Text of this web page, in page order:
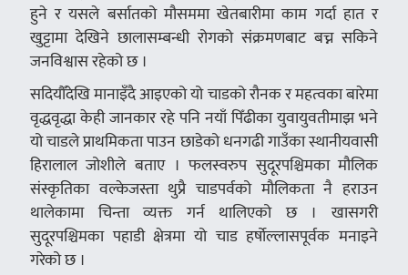
हुने र यसले बर्सातको मौसममा खेतबारीमा काम गर्दा हात र
खुट्टामा देखिने छालासम्बन्धी रोगको संक्रमणबाट बच्न सकिने
जनविश्वास रहेको छ ।
सदियौँदेखि मानाइँदै आइएको यो चाडको रौनक र महत्वका बारेमा
वृद्धवृद्धा केही जानकार रहे पनि नयाँ पिँढीका युवायुवतीमाझ भने
यो चाडले प्राथमिकता पाउन छाडेको धनगढी गाउँका स्थानीयवासी
हिरालाल जोशीले बताए । फलस्वरुप सुदूरपश्चिमका मौलिक
संस्कृतिका वल्केजस्ता थुप्रै चाडपर्वको मौलिकता नै हराउन
थालेकामा चिन्ता व्यक्त गर्न थालिएको छ । खासगरी
सुदूरपश्चिमका पहाडी क्षेत्रमा यो चाड हर्षोल्लासपूर्वक मनाइने
गरेको छ ।